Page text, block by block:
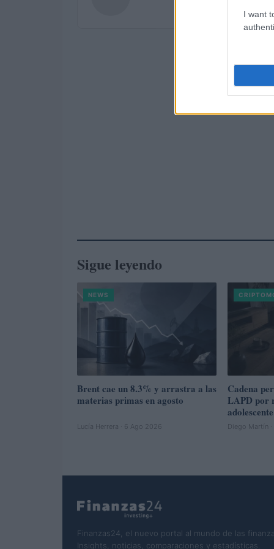
I want
Sigue leyendo
NEWS
Brent cae un 8.3% y arrastra a las
materias primas en agosto
Lucía Herrera · 6 Ago 2026
Cadena
LAPD por
adolescente
Diego Martín
Finanzas24, el nuevo portal al mundo de las
Insights, noticias, comparaciones y estadísticas.